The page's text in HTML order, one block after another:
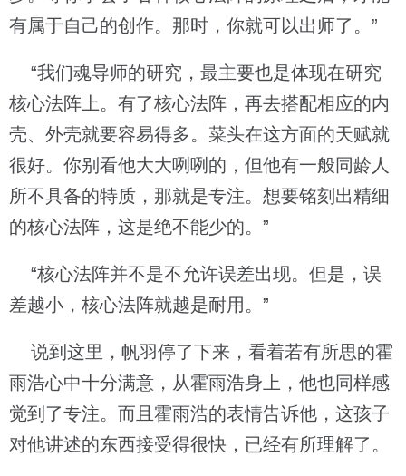
有属于自己的创作。那时，你就可以出师了。”
“我们魂导师的研究，最主要也是体现在研究
核心法阵上。有了核心法阵，再去搭配相应的内
壳、外壳就要容易得多。菜头在这方面的天赋就
很好。你别看他大大咧咧的，但他有一般同龄人
所不具备的特质，那就是专注。想要铭刻出精细
的核心法阵，这是绝不能少的。”
“核心法阵并不是不允许误差出现。但是，误
差越小，核心法阵就越是耐用。”
说到这里，帆羽停了下来，看着若有所思的霍
雨浩心中十分满意，从霍雨浩身上，他也同样感
觉到了专注。而且霍雨浩的表情告诉他，这孩子
对他讲述的东西接受得很快，已经有所理解了。